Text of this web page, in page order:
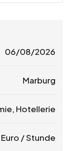
06/08/2026
Marburg
Hotellerie
Euro / Stunde